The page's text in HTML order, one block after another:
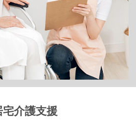
宅介護支援